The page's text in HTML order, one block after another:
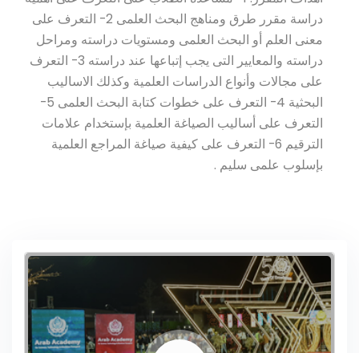
دراسة مقرر طرق ومناهج البحث العلمى 2- التعرف على
معنى العلم أو البحث العلمى ومستويات دراسته ومراحل
دراسته والمعايير التى يجب إتباعها عند دراسته 3- التعرف
على مجالات وأنواع الدراسات العلمية وكذلك الاساليب
البحثية 4- التعرف على خطوات كتابة البحث العلمى 5-
التعرف على أساليب الصياغة العلمية بإستخدام علامات
الترقيم 6- التعرف على كيفية صياغة المراجع العلمية
بإسلوب علمى سليم .